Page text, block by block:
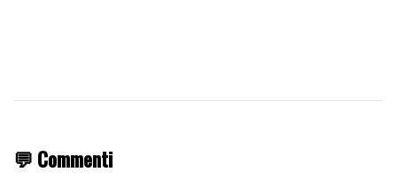
💬 Commenti